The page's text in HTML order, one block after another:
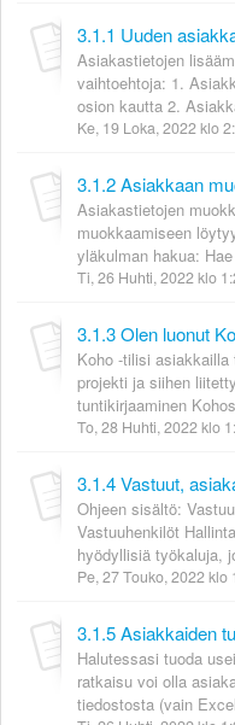
3.1.1 Uuden
Asiakastietojen
vaihtoehtoja: 1.
osion kautta 2.
Ke, 19 Loka, 2022 klo
3.1.2 Asiakkaan
Asiakastietojen
muokkaamiseen
yläkulman hakua:
Ti, 26 Huhti, 2022 klo
Koho -tilisi
projekti ja siihen
tuntikirjaaminen
To, 28 Huhti, 2022 klo
3.1.4 Vastuut,
Ohjeen sisältö:
Vastuuhenkilöt
hyödyllisiä työkaluja,
Pe, 27 Touko, 2022 klo
3.1.5 Asiakkaiden
Halutessasi tuoda
ratkaisu voi olla
tiedostosta (vain